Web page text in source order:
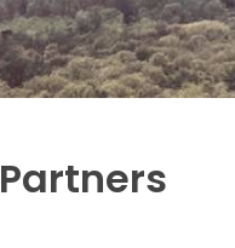
Partners